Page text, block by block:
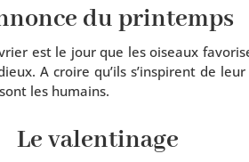
du printemps
est le jour que les oiseaux
A croire qu’ils s’ins­pirent de
les humains.
Le valentinage